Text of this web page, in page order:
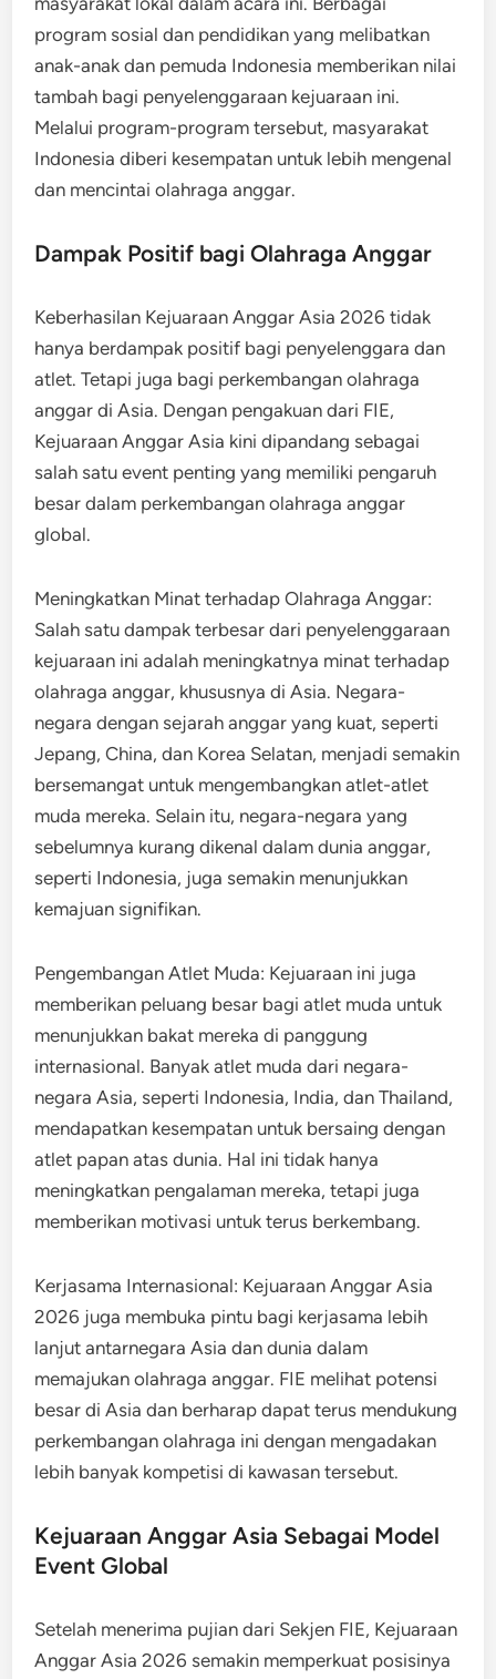
program sosial dan pendidikan yang melibatkan
anak-anak dan pemuda Indonesia memberikan nilai
tambah bagi penyelenggaraan kejuaraan ini.
Melalui program-program tersebut, masyarakat
Indonesia diberi kesempatan untuk lebih mengenal
dan mencintai olahraga anggar.
Dampak Positif bagi Olahraga Anggar
Keberhasilan Kejuaraan Anggar Asia 2026 tidak
hanya berdampak positif bagi penyelenggara dan
atlet. Tetapi juga bagi perkembangan olahraga
anggar di Asia. Dengan pengakuan dari FIE,
Kejuaraan Anggar Asia kini dipandang sebagai
salah satu event penting yang memiliki pengaruh
besar dalam perkembangan olahraga anggar
global.
Meningkatkan Minat terhadap Olahraga Anggar:
Salah satu dampak terbesar dari penyelenggaraan
kejuaraan ini adalah meningkatnya minat terhadap
olahraga anggar, khususnya di Asia. Negara-
negara dengan sejarah anggar yang kuat, seperti
Jepang, China, dan Korea Selatan, menjadi semakin
bersemangat untuk mengembangkan atlet-atlet
muda mereka. Selain itu, negara-negara yang
sebelumnya kurang dikenal dalam dunia anggar,
seperti Indonesia, juga semakin menunjukkan
kemajuan signifikan.
Pengembangan Atlet Muda: Kejuaraan ini juga
memberikan peluang besar bagi atlet muda untuk
menunjukkan bakat mereka di panggung
internasional. Banyak atlet muda dari negara-
negara Asia, seperti Indonesia, India, dan Thailand,
mendapatkan kesempatan untuk bersaing dengan
atlet papan atas dunia. Hal ini tidak hanya
meningkatkan pengalaman mereka, tetapi juga
memberikan motivasi untuk terus berkembang.
Kerjasama Internasional: Kejuaraan Anggar Asia
2026 juga membuka pintu bagi kerjasama lebih
lanjut antarnegara Asia dan dunia dalam
memajukan olahraga anggar. FIE melihat potensi
besar di Asia dan berharap dapat terus mendukung
perkembangan olahraga ini dengan mengadakan
lebih banyak kompetisi di kawasan tersebut.
Kejuaraan Anggar Asia Sebagai Model
Event Global
Setelah menerima pujian dari Sekjen FIE, Kejuaraan
Anggar Asia 2026 semakin memperkuat posisinya